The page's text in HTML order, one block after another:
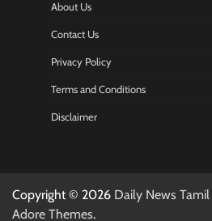
About Us
Contact Us
Privacy Policy
Terms and Conditions
Disclaimer
Copyright © 2026 Daily News Tamil
Adore Themes.